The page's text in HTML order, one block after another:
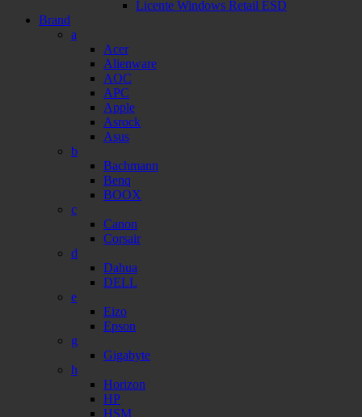
Licente Windows Retail ESD
Brand
a
Acer
Alienware
AOC
APC
Apple
Asrock
Asus
b
Bachmann
Benq
BOOX
c
Canon
Corsair
d
Dahua
DELL
e
Eizo
Epson
g
Gigabyte
h
Horizon
HP
HSM